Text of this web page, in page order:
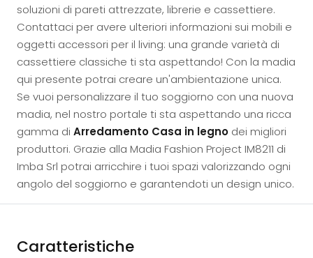
soluzioni di pareti attrezzate, librerie e cassettiere.
Contattaci per avere ulteriori informazioni sui mobili e
oggetti accessori per il living: una grande varietà di
cassettiere classiche ti sta aspettando! Con la madia
qui presente potrai creare un'ambientazione unica.
Se vuoi personalizzare il tuo soggiorno con una nuova
madia, nel nostro portale ti sta aspettando una ricca
gamma di Arredamento Casa in legno dei migliori
produttori. Grazie alla Madia Fashion Project IM8211 di
Imba Srl potrai arricchire i tuoi spazi valorizzando ogni
angolo del soggiorno e garantendoti un design unico.
Caratteristiche